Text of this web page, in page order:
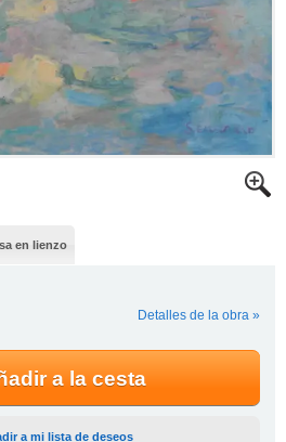
en lienzo
Detalles de la obra »
a la cesta
a mi lista de deseos